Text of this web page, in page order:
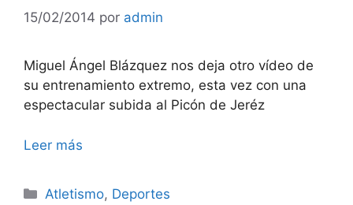
15/02/2014 por admin
Miguel Ángel Blázquez nos deja otro vídeo de
su entrenamiento extremo, esta vez con una
espectacular subida al Picón de Jeréz
Leer más
Categorías
Atletismo, Deportes